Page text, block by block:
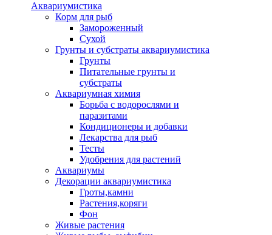
Аквариумистика
Корм для рыб
Замороженный
Сухой
Грунты и субстраты аквариумистика
Грунты
Питательные грунты и
субстраты
Аквариумная химия
Борьба с водорослями и
паразитами
Кондиционеры и добавки
Лекарства для рыб
Тесты
Удобрения для растений
Аквариумы
Декорации аквариумистика
Гроты,камни
Растения,коряги
Фон
Живые растения